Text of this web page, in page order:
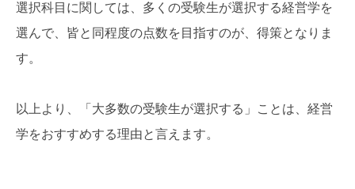
選択科目に関しては、多くの受験生が選択する経営学を
選んで、皆と同程度の点数を目指すのが、得策となりま
す。
以上より、「大多数の受験生が選択する」ことは、経営
学をおすすめする理由と言えます。